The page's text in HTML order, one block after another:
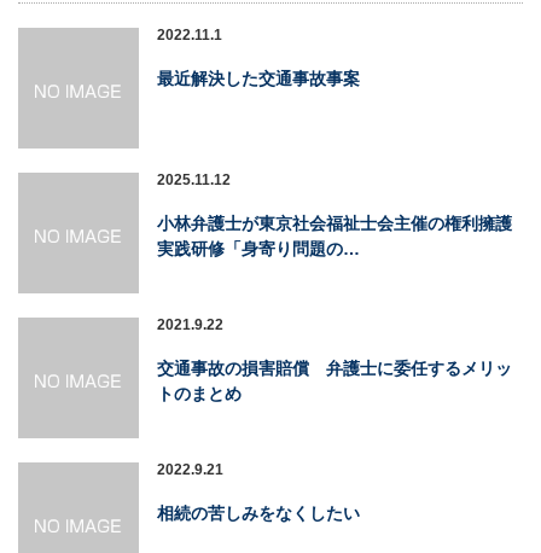
2022.11.1
最近解決した交通事故事案
2025.11.12
小林弁護士が東京社会福祉士会主催の権利擁護
実践研修「身寄り問題の…
2021.9.22
交通事故の損害賠償 弁護士に委任するメリッ
トのまとめ
2022.9.21
相続の苦しみをなくしたい